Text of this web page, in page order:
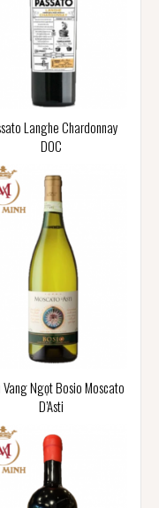
Langhe Chardonnay
DOC
Vang Ngọt Bosio Moscato
D’Asti